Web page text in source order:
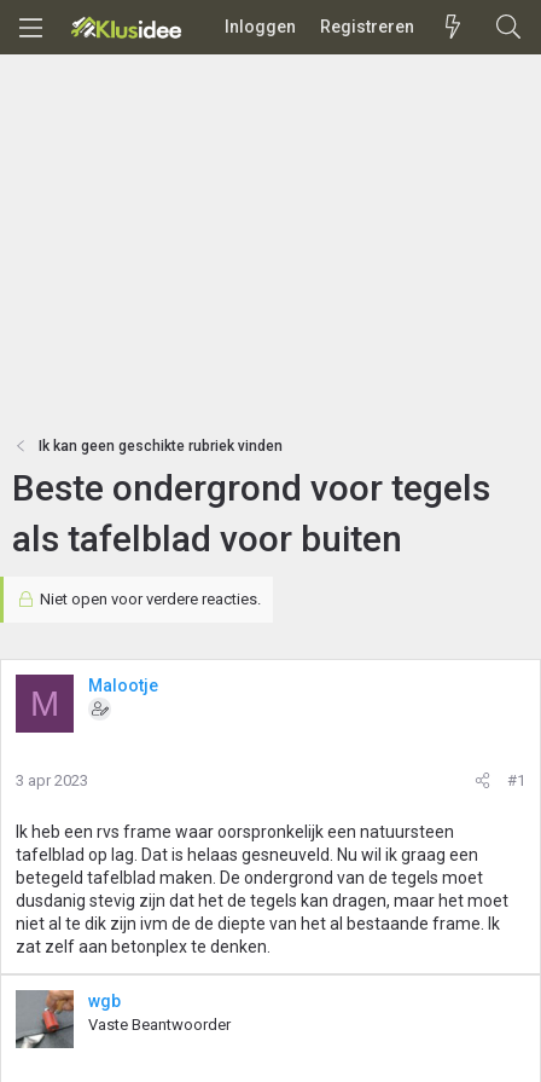
Inloggen Registreren
Ik kan geen geschikte rubriek vinden
Beste ondergrond voor tegels
als tafelblad voor buiten
Niet open voor verdere reacties.
M Malootje
3 apr 2023 #1
Ik heb een rvs frame waar oorspronkelijk een natuursteen
tafelblad op lag. Dat is helaas gesneuveld. Nu wil ik graag een
betegeld tafelblad maken. De ondergrond van de tegels moet
dusdanig stevig zijn dat het de tegels kan dragen, maar het moet
niet al te dik zijn ivm de de diepte van het al bestaande frame. Ik
zat zelf aan betonplex te denken.
wgb
Vaste Beantwoorder